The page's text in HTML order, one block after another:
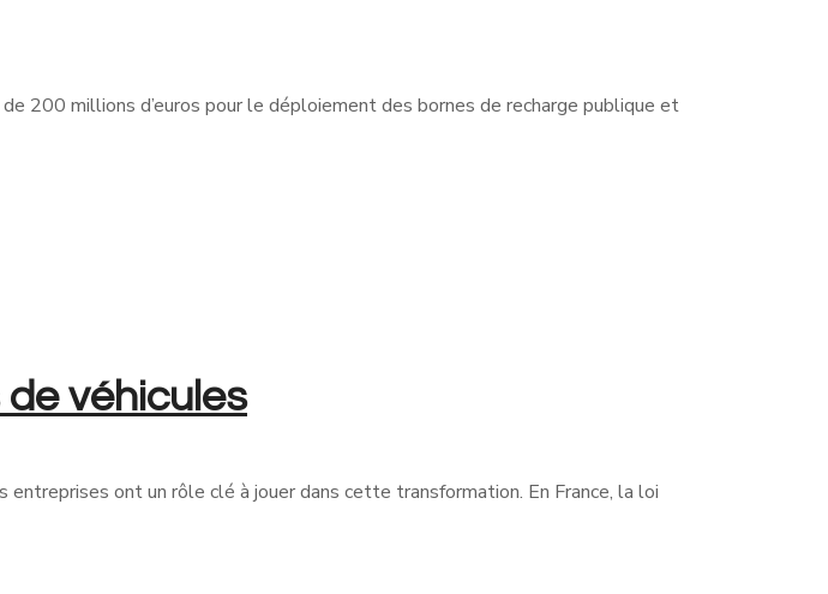
200 millions d’euros pour le déploiement des bornes de recharge publique et
de véhicules
ont un rôle clé à jouer dans cette transformation. En France, la loi